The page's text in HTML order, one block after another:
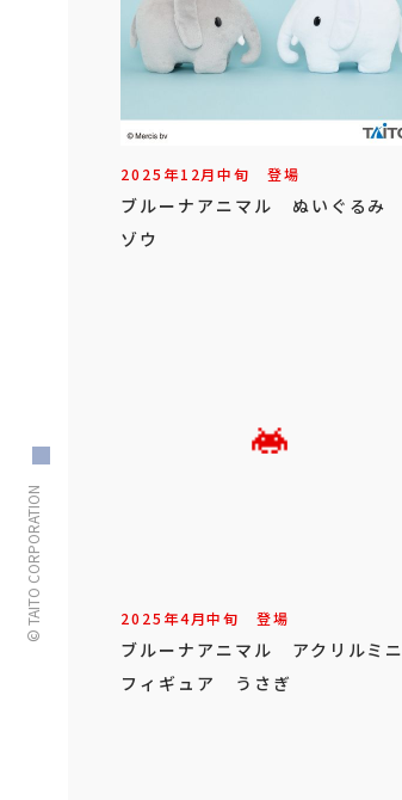
© TAITO CORPORATION
2025年12月中旬 登場
ブルーナアニマル ぬいぐるみ
ゾウ
2025年4月中旬 登場
ブルーナアニマル アクリルミニ
フィギュア うさぎ